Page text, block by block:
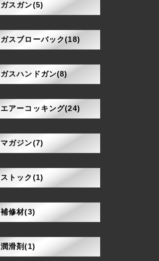
ガスガン(5)
ガスブローバック(18)
ガスハンドガン(8)
エアーコッキング(24)
マガジン(7)
ストック(1)
補修材(3)
潤滑剤(1)